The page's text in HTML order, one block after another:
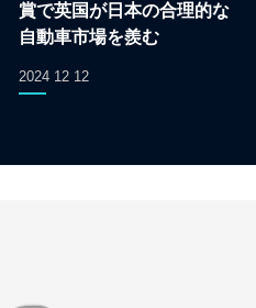
賞で英国が日本の合理的な
自動車市場を羨む
2024 12 12